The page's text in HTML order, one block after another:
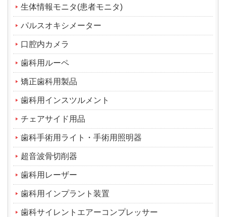
生体情報モニタ(患者モニタ)
パルスオキシメーター
口腔内カメラ
歯科用ルーペ
矯正歯科用製品
歯科用インスツルメント
チェアサイド用品
歯科手術用ライト・手術用照明器
超音波骨切削器
歯科用レーザー
歯科用インプラント装置
歯科サイレントエアーコンプレッサー